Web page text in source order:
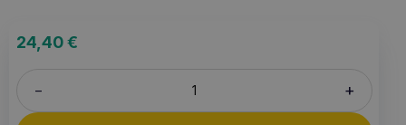
24,40€
– +